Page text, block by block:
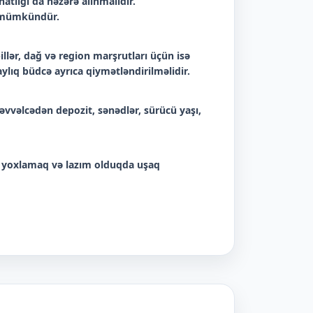
dağ və region marşrutları üçün isə
büdcə ayrıca qiymətləndirilməlidir.
depozit, sənədlər, sürücü yaşı,
və lazım olduqda uşaq